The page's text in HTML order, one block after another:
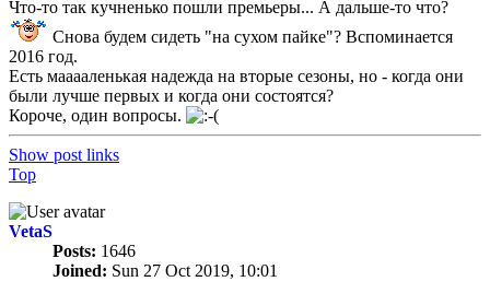
Что-то так кучненько пошли премьеры... А дальше-то что?
Снова будем сидеть "на сухом пайке"? Вспоминается
2016 год.
Есть мааааленькая надежда на вторые сезоны, но - когда они
были лучше первых и когда они состоятся?
Короче, один вопросы.
Show post links
Top
VetaS
Posts: 1646
Joined: Sun 27 Oct 2019, 10:01